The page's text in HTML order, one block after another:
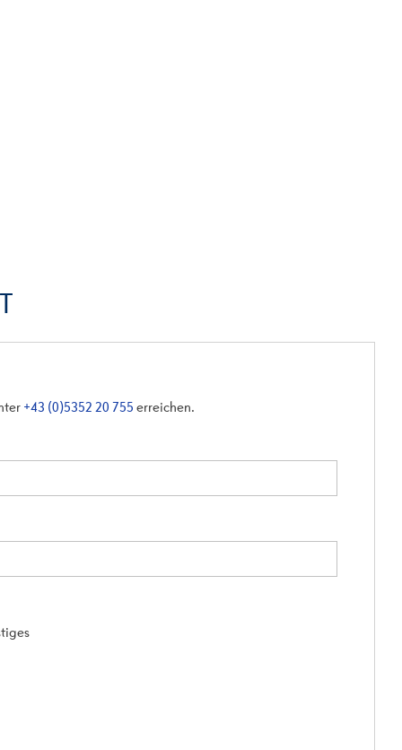
+43 (0)5352 20 755 erreichen.